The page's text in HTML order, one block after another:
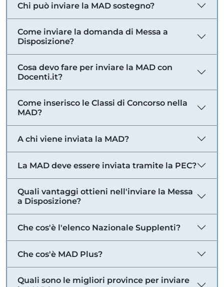
Chi può inviare la MAD sostegno?
Come inviare la domanda di Messa a
Disposizione?
Cosa devo fare per inviare la MAD con
Docenti.it?
Come inserisco le Classi di Concorso nella
MAD?
A chi viene inviata la MAD?
La MAD deve essere inviata tramite la PEC?
Quali vantaggi ottieni nell'inviare la Messa
a Disposizione?
Che cos'è l'elenco Nazionale Supplenti?
Che cos'è MAD Plus?
Quali sono le migliori province per inviare